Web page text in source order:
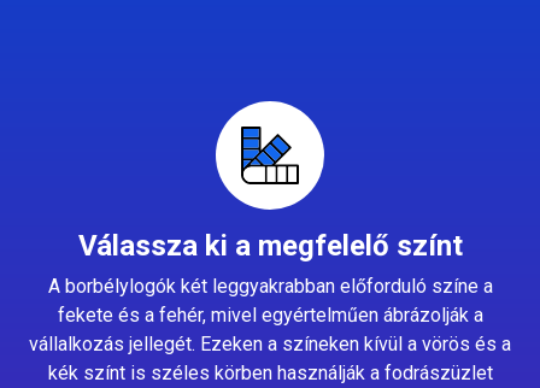
Válassza ki a megfelelő színt
A borbélylogók két leggyakrabban előforduló színe a
fekete és a fehér, mivel egyértelműen ábrázolják a
vállalkozás jellegét. Ezeken a színeken kívül a vörös és a
kék színt is széles körben használják a fodrászüzlet